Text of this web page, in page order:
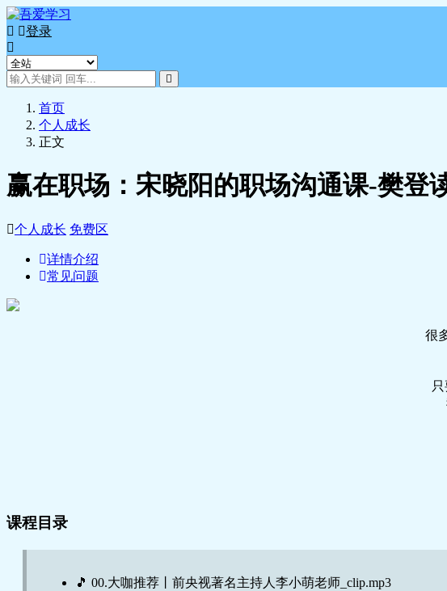
登录
首页
个人成长
正文
赢在职场：宋晓阳的职场沟通课-樊登
个人成长 免费区
详情介绍
常见问题
很
课程目录
🎵 00.大咖推荐丨前央视著名主持人李小萌老师_clip.mp3